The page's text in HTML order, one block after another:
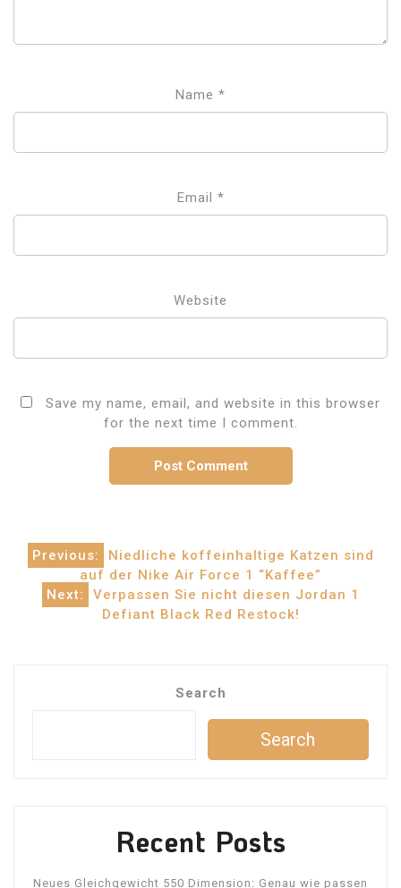
Name *
Email *
Website
Save my name, email, and website in this browser
for the next time I comment.
Post
navigation
Previous:
Niedliche koffeinhaltige Katzen sind
auf der Nike Air Force 1 “Kaffee”
Next:
Verpassen Sie nicht diesen Jordan 1
Defiant Black Red Restock!
Search
Search
Recent Posts
Neues Gleichgewicht 550 Dimension: Genau wie passen